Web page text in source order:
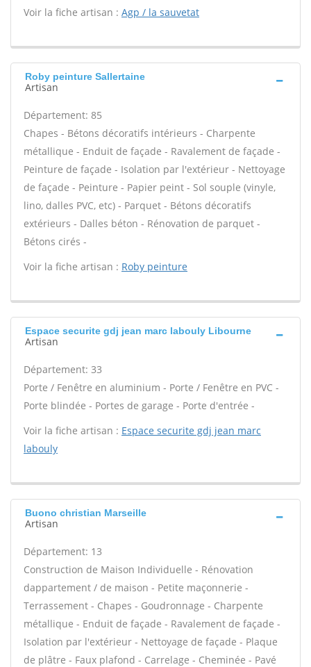
Voir la fiche artisan : Agp / la sauvetat
Roby peinture Sallertaine
Artisan
Département: 85
Chapes - Bétons décoratifs intérieurs - Charpente
métallique - Enduit de façade - Ravalement de façade -
Peinture de façade - Isolation par l'extérieur - Nettoyage
de façade - Peinture - Papier peint - Sol souple (vinyle,
lino, dalles PVC, etc) - Parquet - Bétons décoratifs
extérieurs - Dalles béton - Rénovation de parquet -
Bétons cirés -
Voir la fiche artisan : Roby peinture
Espace securite gdj jean marc labouly Libourne
Artisan
Département: 33
Porte / Fenêtre en aluminium - Porte / Fenêtre en PVC -
Porte blindée - Portes de garage - Porte d'entrée -
Voir la fiche artisan : Espace securite gdj jean marc
labouly
Buono christian Marseille
Artisan
Département: 13
Construction de Maison Individuelle - Rénovation
dappartement / de maison - Petite maçonnerie -
Terrassement - Chapes - Goudronnage - Charpente
métallique - Enduit de façade - Ravalement de façade -
Isolation par l'extérieur - Nettoyage de façade - Plaque
de plâtre - Faux plafond - Carrelage - Cheminée - Pavé